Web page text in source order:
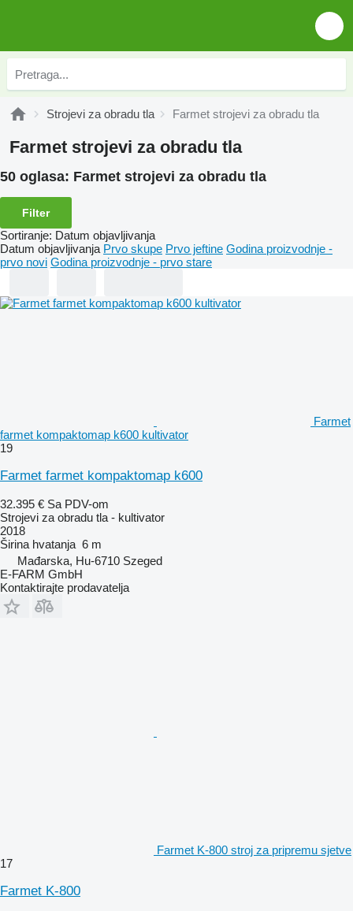
Strojevi za obradu tla Farmet strojevi za obradu tla
Farmet strojevi za obradu tla
50 oglasa: Farmet strojevi za obradu tla
Filter
Sortiranje: Datum objavljivanja
Datum objavljivanja Prvo skupe Prvo jeftine Godina proizvodnje -
prvo novi Godina proizvodnje - prvo stare
Farmet
farmet kompaktomap k600 kultivator
19
Farmet farmet kompaktomap k600
32.395 € Sa PDV-om
Strojevi za obradu tla - kultivator
2018
Širina hvatanja 6 m
Mađarska, Hu-6710 Szeged
E-FARM GmbH
Kontaktirajte prodavatelja
Farmet K-800 stroj za pripremu sjetve
17
Farmet K-800